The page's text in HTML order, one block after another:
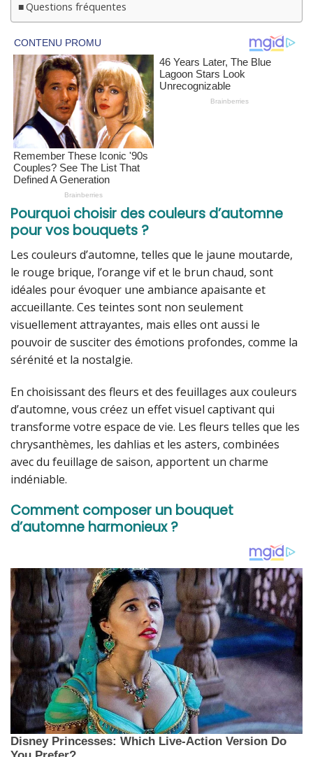
Questions fréquentes
Pourquoi choisir des couleurs d’automne
pour vos bouquets ?
Les couleurs d’automne, telles que le jaune moutarde,
le rouge brique, l’orange vif et le brun chaud, sont
idéales pour évoquer une ambiance apaisante et
accueillante. Ces teintes sont non seulement
visuellement attrayantes, mais elles ont aussi le
pouvoir de susciter des émotions profondes, comme la
sérénité et la nostalgie.
En choisissant des fleurs et des feuillages aux couleurs
d’automne, vous créez un effet visuel captivant qui
transforme votre espace de vie. Les fleurs telles que les
chrysanthèmes, les dahlias et les asters, combinées
avec du feuillage de saison, apportent un charme
indéniable.
Comment composer un bouquet
d’automne harmonieux ?